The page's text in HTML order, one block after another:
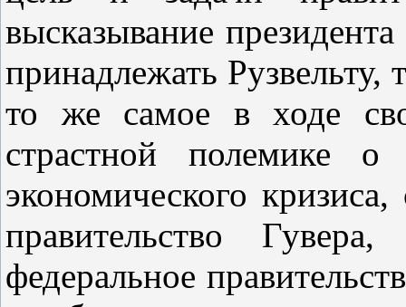
высказывание
принадлежать
то же самое в ходе
страстной полемике
экономического
правительство
федеральное